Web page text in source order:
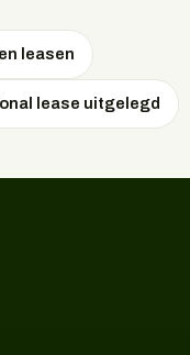
leasen
lease uitgelegd